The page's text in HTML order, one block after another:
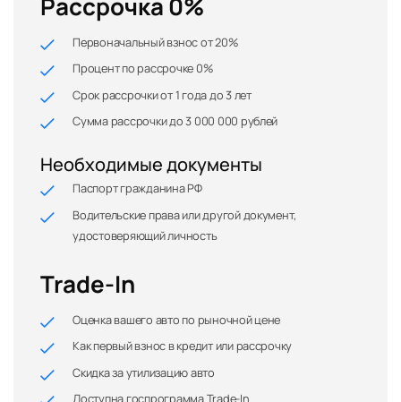
Первоначальный взнос от 20%
Процент по рассрочке 0%
Срок рассрочки от 1 года до 3 лет
Сумма рассрочки до 3 000 000 рублей
Необходимые документы
Паспорт гражданина РФ
Водительские права или другой документ,
удостоверяющий личность
Trade-In
Оценка вашего авто по рыночной цене
Как первый взнос в кредит или рассрочку
Скидка за утилизацию авто
Доступна госпрограмма Trade-In